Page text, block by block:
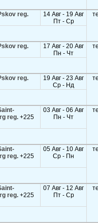
reg.
14 Авг - 19 Авг
Пт - Ср
reg.
17 Авг - 20 Авг
Пн - Чт
reg.
19 Авг - 23 Авг
Ср - Нд
reg.+225
03 Авг - 06 Авг
Пн - Чт
reg.+225
05 Авг - 10 Авг
Ср - Пн
reg.+225
07 Авг - 12 Авг
Пт - Ср